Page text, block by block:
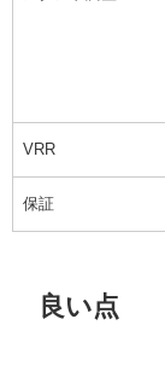
VRR
保証
良い点